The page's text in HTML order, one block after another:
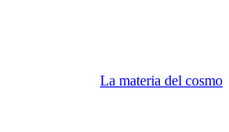
La materia del cosmo